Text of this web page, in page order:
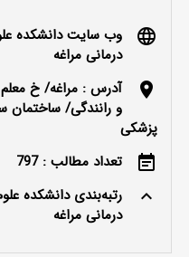
language
وب سایت دانشکده
درمانی مراغه
location_on
آدرس : مراغه/ خ
و رانندگی/ ساختمان
پزشکی
event_note
تعداد مطالب : 797
keyboard_arrow_up
رتبه‌بندی دانشکده
درمانی مراغه